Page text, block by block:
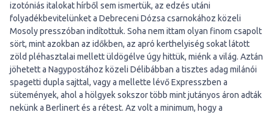
izotóniás italokat hírből sem ismertük, az edzés utáni
folyadékbevitelünket a Debreceni Dózsa csarnokához közeli
Mosoly presszóban indítottuk. Soha nem ittam olyan finom csapolt
sört, mint azokban az időkben, az apró kerthelyiség sokat látott
zöld pléhasztalai mellett üldögélve úgy hittük, miénk a világ. Aztán
jöhetett a Nagypostához közeli Délibábban a tisztes adag milánói
spagetti dupla sajttal, vagy a mellette lévő Expresszben a
sütemények, ahol a hölgyek sokszor több mint jutányos áron adták
nekünk a Berlinert és a rétest. Az volt a minimum, hogy a